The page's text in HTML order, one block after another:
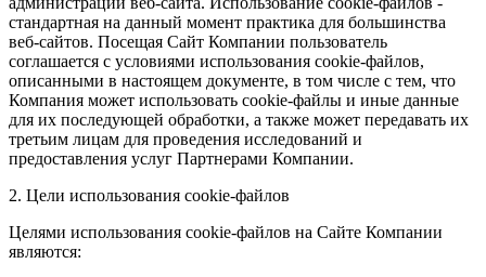
стандартная на данный момент практика для большинства
веб-сайтов. Посещая Сайт Компании пользователь
соглашается с условиями использования cookie-файлов,
описанными в настоящем документе, в том числе с тем, что
Компания может использовать cookie-файлы и иные данные
для их последующей обработки, а также может передавать их
третьим лицам для проведения исследований и
предоставления услуг Партнерами Компании.
2. Цели использования cookie-файлов
Целями использования cookie-файлов на Сайте Компании
являются: